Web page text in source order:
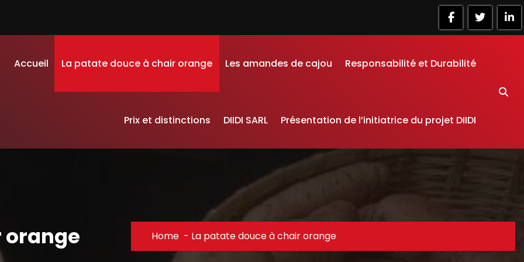
Accueil La patate douce à chair orange Les amandes de cajou Responsabilité et Durabilité
Prix et distinctions DIIDI SARL Présentation de l’initiatrice du projet DIIDI
orange Home - La patate douce à chair orange